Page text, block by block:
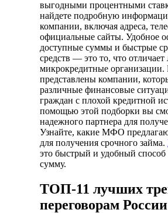
выгодными процентными
найдете подробную
компании, включая адреса,
официальные сайты. Удобное
доступные суммы и быстрые
средств — это то, что
микрокредитные
представлены компании,
различные финансовые
граждан с плохой кредитной
помощью этой подборки вы
надежного партнера для
Узнайте, какие МФО
для получения срочного займа.
это быстрый и удобный
сумму.
ТОП-11 лучших
переговорам России